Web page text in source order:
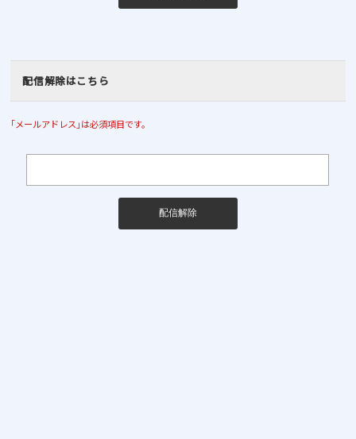
配信解除はこちら
｢メールアドレス｣は必須項目です。